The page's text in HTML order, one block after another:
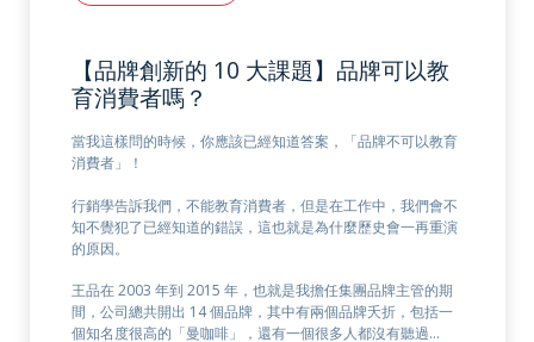
【品牌創新的 10 大課題】品牌可以教
育消費者嗎？
當我這樣問的時候，你應該已經知道答案，「品牌不可以教育
消費者」！
行銷學告訴我們，不能教育消費者，但是在工作中，我們會不
知不覺犯了已經知道的錯誤，這也就是為什麼歷史會一再重演
的原因。
王品在 2003 年到 2015 年，也就是我擔任集團品牌主管的期
間，公司總共開出 14 個品牌，其中有兩個品牌夭折，包括一
個知名度很高的「曼咖啡」，還有一個很多人都沒有聽過…